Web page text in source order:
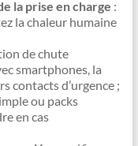
la prise en charge :
la chaleur humaine
de chute
smartphones, la
contacts d’urgence ;
ou packs
en cas